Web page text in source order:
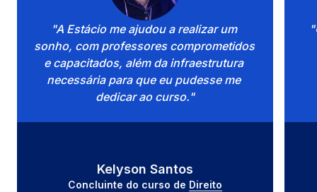
"A Estácio me ajudou a realizar um
sonho, com professores comprometidos
e capacitados, além da infraestrutura
necessária para que eu pudesse me
dedicar ao curso."
Kelyson Santos
Concluinte do curso de Direito